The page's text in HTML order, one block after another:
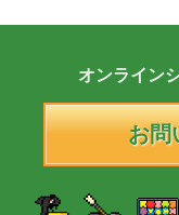
オンライン
お問